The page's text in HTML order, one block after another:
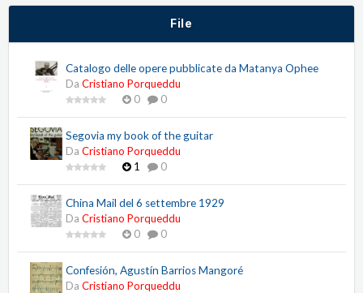
File
Catalogo delle opere pubblicate da Matanya Ophee
Da Cristiano Porqueddu
0
0
Segovia my book of the guitar
Da Cristiano Porqueddu
1
0
China Mail del 6 settembre 1929
Da Cristiano Porqueddu
0
0
Confesión, Agustín Barrios Mangoré
Da Cristiano Porqueddu